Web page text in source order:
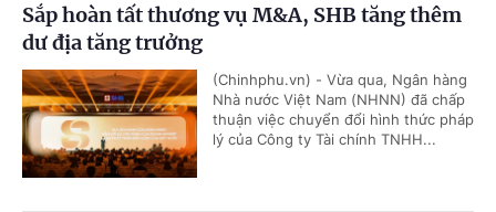
Sắp hoàn tất thương vụ M&A, SHB tăng thêm
dư địa tăng trưởng
(Chinhphu.vn) - Vừa qua, Ngân hàng
Nhà nước Việt Nam (NHNN) đã chấp
thuận việc chuyển đổi hình thức pháp
lý của Công ty Tài chính TNHH...